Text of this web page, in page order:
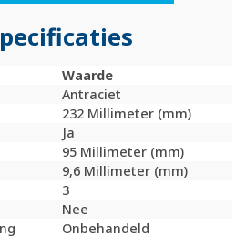
Waarde
Antraciet
232 Millimeter (mm)
Ja
95 Millimeter (mm)
9,6 Millimeter (mm)
3
Nee
Onbehandeld